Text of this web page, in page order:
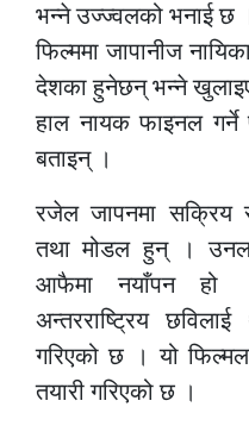
भन्ने उज्ज्वलको भनाई छ
फिल्ममा जापानीज
देशका हुनेछन् भन्ने
हाल नायक फाइनल
बताइन् ।
रजेल जापनमा सक्रिय
तथा मोडल हुन् ।
आफैमा नयाँपन हो
अन्तरराष्ट्रिय
गरिएको छ । यो
तयारी गरिएको छ ।